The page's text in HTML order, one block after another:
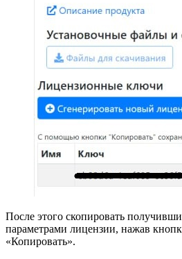
После этого скопировать
параметрами лицензии, нажав
«Копировать».